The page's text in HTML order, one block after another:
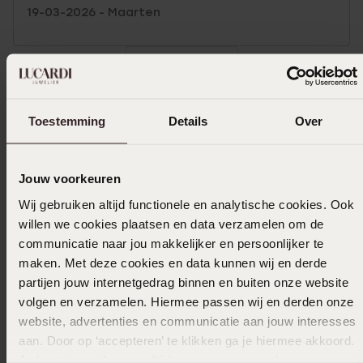
Toestemming Details Over
Jouw voorkeuren
Wij gebruiken altijd functionele en analytische cookies. Ook
willen we cookies plaatsen en data verzamelen om de
communicatie naar jou makkelijker en persoonlijker te
maken. Met deze cookies en data kunnen wij en derde
partijen jouw internetgedrag binnen en buiten onze website
volgen en verzamelen. Hiermee passen wij en derden onze
website, advertenties en communicatie aan jouw interesses
aan. Door op ‘accepteren’ te klikken ga je hiermee akkoord.
19-03-2026 - Maarten
Selecteer maat & bestel
Ook leuk voor jou